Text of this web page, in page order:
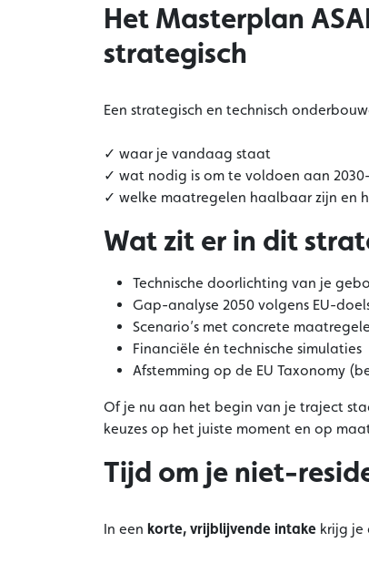
Het Masterplan
strategisch
Een strategisch en technisch
✓ waar je vandaag staat
✓ wat nodig is om te voldoen aan
✓ welke maatregelen haalbaar zijn en
Wat zit er in dit
Technische doorlichting van je
Gap-analyse 2050 volgens EU-
Scenario’s met concrete
Financiële én technische simulaties
Afstemming op de EU Taxonomy
Of je nu aan het begin van je traject
keuzes op het juiste moment en op
Tijd om je niet-
In een korte, vrijblijvende intake krijg je